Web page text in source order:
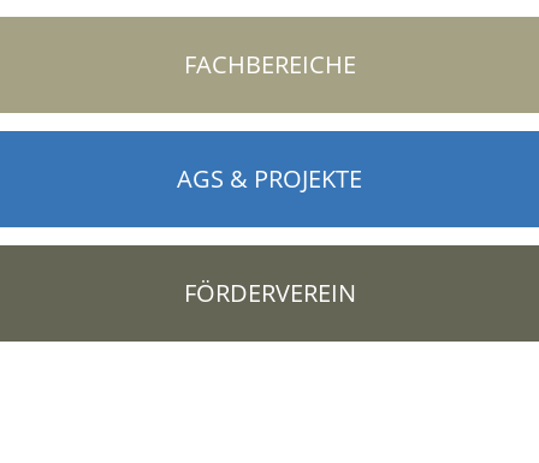
FACHBEREICHE
AGS & PROJEKTE
FÖRDERVEREIN